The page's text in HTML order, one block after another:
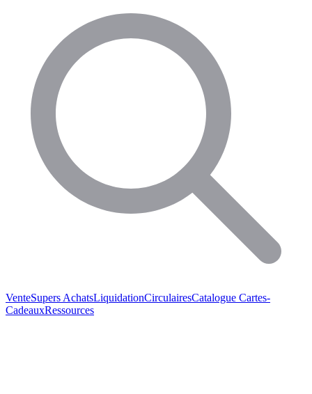
VenteSupers AchatsLiquidationCirculairesCatalogue Cartes-
CadeauxRessources